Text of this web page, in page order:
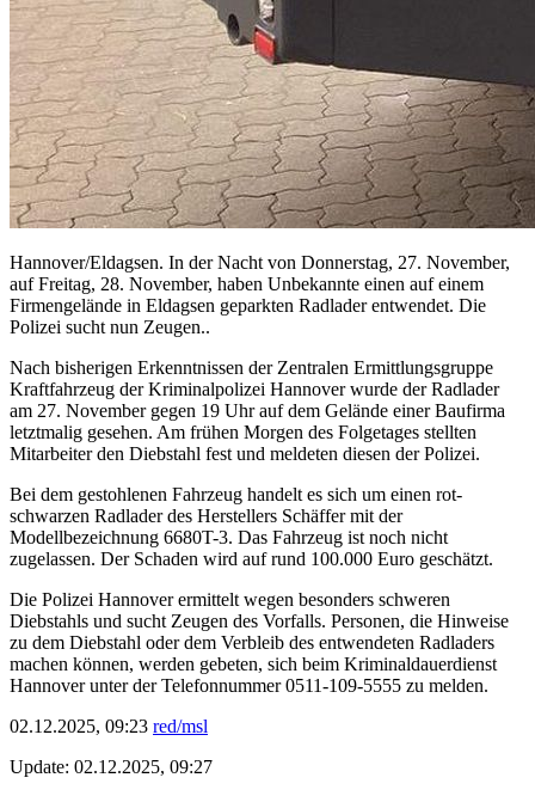
Hannover/Eldagsen. In der Nacht von Donnerstag, 27. November,
auf Freitag, 28. November, haben Unbekannte einen auf einem
Firmengelände in Eldagsen geparkten Radlader entwendet. Die
Polizei sucht nun Zeugen..
Nach bisherigen Erkenntnissen der Zentralen Ermittlungsgruppe
Kraftfahrzeug der Kriminalpolizei Hannover wurde der Radlader
am 27. November gegen 19 Uhr auf dem Gelände einer Baufirma
letztmalig gesehen. Am frühen Morgen des Folgetages stellten
Mitarbeiter den Diebstahl fest und meldeten diesen der Polizei.
Bei dem gestohlenen Fahrzeug handelt es sich um einen rot-
schwarzen Radlader des Herstellers Schäffer mit der
Modellbezeichnung 6680T-3. Das Fahrzeug ist noch nicht
zugelassen. Der Schaden wird auf rund 100.000 Euro geschätzt.
Die Polizei Hannover ermittelt wegen besonders schweren
Diebstahls und sucht Zeugen des Vorfalls. Personen, die Hinweise
zu dem Diebstahl oder dem Verbleib des entwendeten Radladers
machen können, werden gebeten, sich beim Kriminaldauerdienst
Hannover unter der Telefonnummer 0511-109-5555 zu melden.
02.12.2025, 09:23 red/msl
Update: 02.12.2025, 09:27